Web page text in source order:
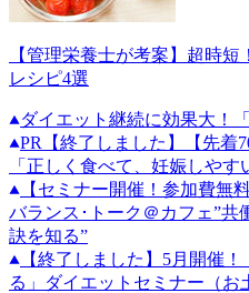
【管理栄養士が考案】超時
レシピ4選
ダイエット継続に効果大！
PR
【終了しました】【先
「正しく食べて、妊娠しやす
【セミナー開催！参加費無
バランス･トーク＠カフェ”
訣を知る”
【終了しました】5月開催
る」ダイエットセミナー（お